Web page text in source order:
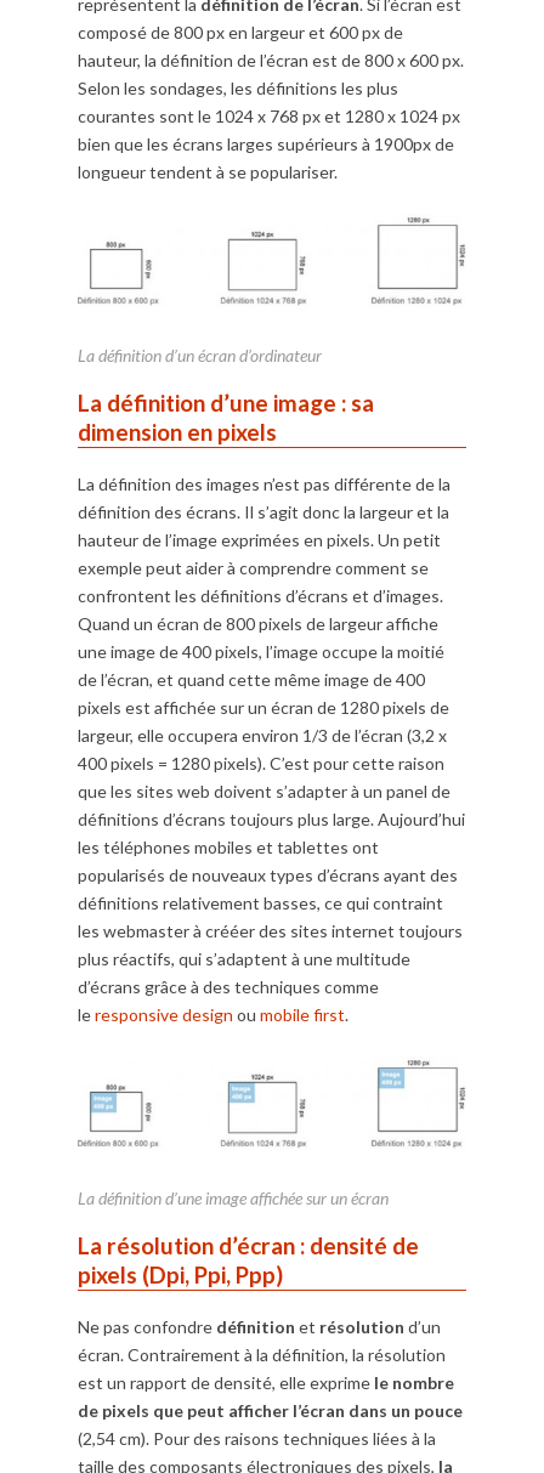
composé de 800 px en largeur et 600 px de
hauteur, la définition de l’écran est de 800 x 600 px.
Selon les sondages, les définitions les plus
courantes sont le 1024 x 768 px et 1280 x 1024 px
bien que les écrans larges supérieurs à 1900px de
longueur tendent à se populariser.
La définition d’un écran d’ordinateur
La définition d’une image : sa
dimension en pixels
La définition des images n’est pas différente de la
définition des écrans. Il s’agit donc la largeur et la
hauteur de l’image exprimées en pixels. Un petit
exemple peut aider à comprendre comment se
confrontent les définitions d’écrans et d’images.
Quand un écran de 800 pixels de largeur affiche
une image de 400 pixels, l’image occupe la moitié
de l’écran, et quand cette même image de 400
pixels est affichée sur un écran de 1280 pixels de
largeur, elle occupera environ 1/3 de l’écran (3,2 x
400 pixels = 1280 pixels). C’est pour cette raison
que les sites web doivent s’adapter à un panel de
définitions d’écrans toujours plus large. Aujourd’hui
les téléphones mobiles et tablettes ont
popularisés de nouveaux types d’écrans ayant des
définitions relativement basses, ce qui contraint
les webmaster à crééer des sites internet toujours
plus réactifs, qui s’adaptent à une multitude
d’écrans grâce à des techniques comme
leresponsive design ou mobile first.
La définition d’une image affichée sur un écran
La résolution d’écran : densité de
pixels (Dpi, Ppi, Ppp)
Ne pas confondre définition et résolution d’un
écran. Contrairement à la définition, la résolution
est un rapport de densité, elle exprime le nombre
de pixels que peut afficher l’écran dans un pouce
(2,54 cm). Pour des raisons techniques liées à la
taille des composants électroniques des pixels, la